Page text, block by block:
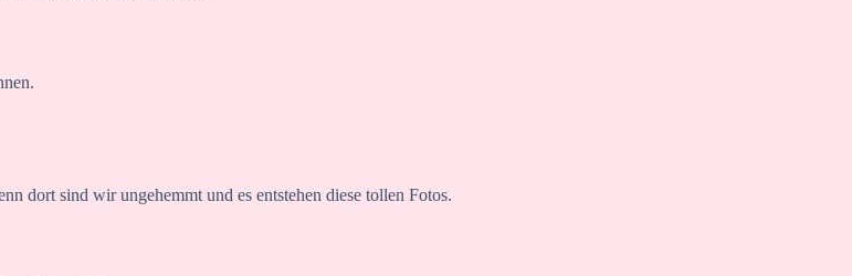
dort sind wir ungehemmt und es entstehen diese tollen Fotos.